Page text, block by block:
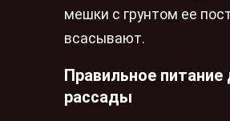
мешки с грунтом ее
всасывают.
Правильное питание
рассады